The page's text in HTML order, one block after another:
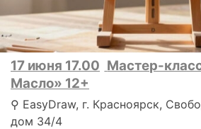
17 июня 17.00 Мастер-
Масло» 12+
⚲ EasyDraw, г. Красноярск,
дом 34/4